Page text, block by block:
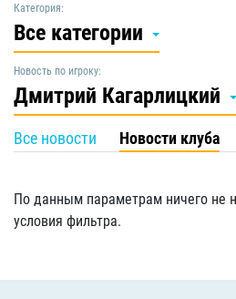
Категория:
Все категории
Новость по игроку:
Дмитрий Кагарлицкий
Все новости Новости клуба
По данным параметрам ничего не
условия фильтра.